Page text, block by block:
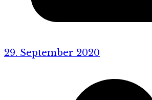
29. September 2020